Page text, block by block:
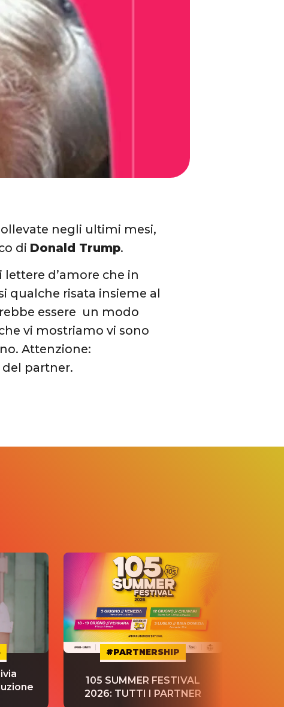
negli ultimi mesi,
di Donald Trump.
d’amore che in
qualche risata insieme al
essere un modo
vi mostriamo vi sono
Attenzione:
partner.
#PARTNERSHIP
105 SUMMER FESTIVAL
2026: TUTTI I PARTNER